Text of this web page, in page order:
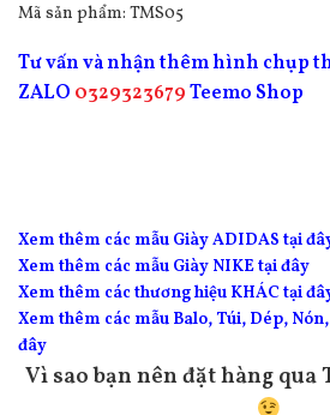
Mã sản phẩm: TMS05
Tư vấn và nhận thêm hình chụp
ZALO 0329323679Teemo Shop
Xem thêm các mẫu Giày ADIDAS tại
Xem thêm các mẫu Giày NIKE tại đây
Xem thêm các thương hiệu KHÁC tại
Xem thêm các mẫu Balo, Túi, Dép,
đây
Vì sao bạn nên đặt hàng qua